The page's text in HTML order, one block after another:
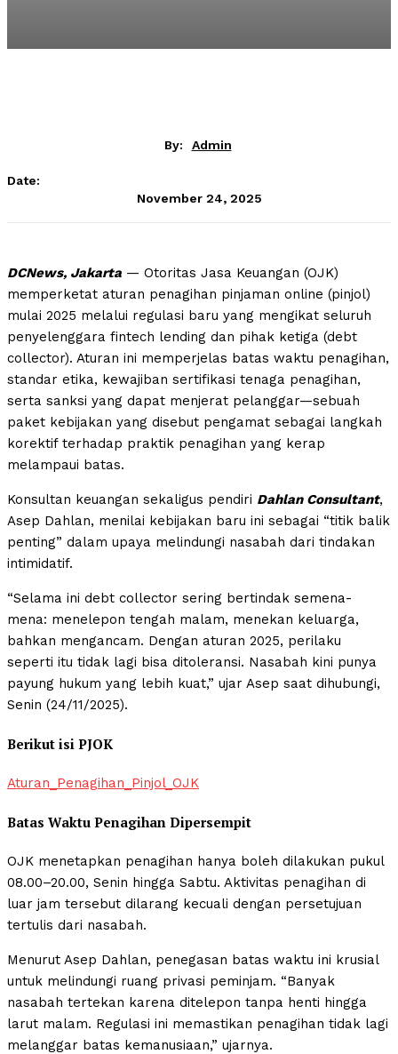
By: Admin
Date:
November 24, 2025
DCNews, Jakarta — Otoritas Jasa Keuangan (OJK)
memperketat aturan penagihan pinjaman online (pinjol)
mulai 2025 melalui regulasi baru yang mengikat seluruh
penyelenggara fintech lending dan pihak ketiga (debt
collector). Aturan ini memperjelas batas waktu penagihan,
standar etika, kewajiban sertifikasi tenaga penagihan,
serta sanksi yang dapat menjerat pelanggar—sebuah
paket kebijakan yang disebut pengamat sebagai langkah
korektif terhadap praktik penagihan yang kerap
melampaui batas.
Konsultan keuangan sekaligus pendiri Dahlan Consultant,
Asep Dahlan, menilai kebijakan baru ini sebagai “titik balik
penting” dalam upaya melindungi nasabah dari tindakan
intimidatif.
“Selama ini debt collector sering bertindak semena-
mena: menelepon tengah malam, menekan keluarga,
bahkan mengancam. Dengan aturan 2025, perilaku
seperti itu tidak lagi bisa ditoleransi. Nasabah kini punya
payung hukum yang lebih kuat,” ujar Asep saat dihubungi,
Senin (24/11/2025).
Berikut isi PJOK
Aturan_Penagihan_Pinjol_OJK
Batas Waktu Penagihan Dipersempit
OJK menetapkan penagihan hanya boleh dilakukan pukul
08.00–20.00, Senin hingga Sabtu. Aktivitas penagihan di
luar jam tersebut dilarang kecuali dengan persetujuan
tertulis dari nasabah.
Menurut Asep Dahlan, penegasan batas waktu ini krusial
untuk melindungi ruang privasi peminjam. “Banyak
nasabah tertekan karena ditelepon tanpa henti hingga
larut malam. Regulasi ini memastikan penagihan tidak lagi
melanggar batas kemanusiaan,” ujarnya.